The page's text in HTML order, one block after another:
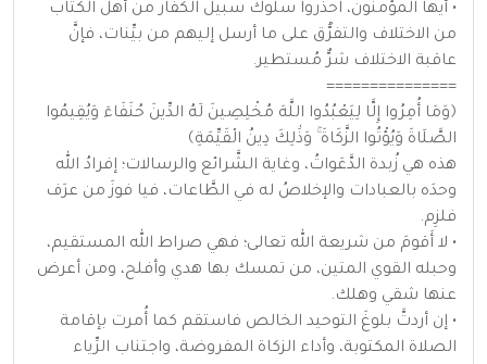
• أيها المؤمنون، احذروا سلوكَ سبيل الكفَّار من أهل الكتاب
من الاختلاف والتفرُّق على ما أرسل إليهم من بيِّنات، فإنَّ
عاقبة الاختلاف شرٌّ مُستطير.
===============
﴿وَمَا أُمِرُوا إِلَّا لِيَعْبُدُوا اللَّهَ مُخْلِصِينَ لَهُ الدِّينَ حُنَفَاءَ وَيُقِيمُوا
الصَّلَاةَ وَيُؤْتُوا الزَّكَاةَ ۚ وَذَٰلِكَ دِينُ الْقَيِّمَةِ﴾
هذه هي زُبدة الدَّعَواتُ، وغاية الشَّرائع والرسالات؛ إفرادُ الله
وحدَه بالعبادات والإخلاصُ له في الطَّاعات، فيا فوزَ من عرَف
فلزِم.
• لا أَقومَ من شريعة الله تعالى؛ فهي صراط الله المستقيم،
وحبله القوي المتين، من تمسك بها هدي وأفلح، ومن أعرض
عنها شقي وهلك.
• إن أردتَّ بلوغَ التوحيد الخالص فاستقم كما أُمرت بإقامة
الصلاة المكتوبة، وأداء الزكاة المفروضة، واجتناب الرِّياء